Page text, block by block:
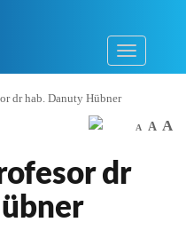
dr hab. Danuty Hübner
A A A
dr